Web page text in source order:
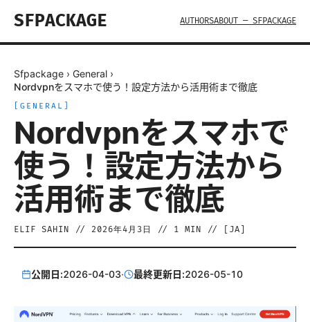
SFPACKAGE AUTHORSABOUT — SFPACKAGE
Sfpackage › General ›
Nordvpnをスマホで使う！設定方法から活用術まで徹底
GENERAL
Nordvpnをスマホで
使う！設定方法から
活用術まで徹底
ELIF SAHIN // 2026年4月3日 // 1 MIN // [ JA
公開日:2026-04-03· 最終更新日:2026-05-10